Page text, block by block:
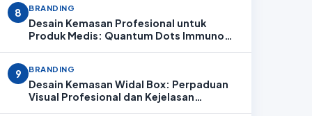
8 BRANDING
Desain Kemasan Profesional untuk
Produk Medis: Quantum Dots Immuno
9 BRANDING
Desain Kemasan Widal Box: Perpaduan
Visual Profesional dan Kejelasan